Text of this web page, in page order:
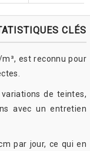
CLÉS
est reconnu pour
de teintes,
avec un entretien
par jour, ce qui en